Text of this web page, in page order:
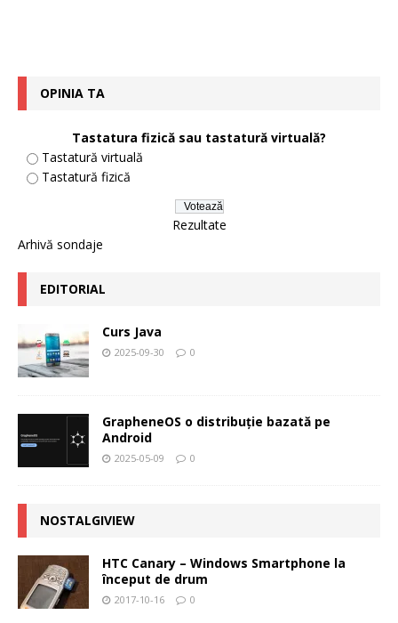
OPINIA TA
Tastatura fizică sau tastatură virtuală?
Tastatură virtuală
Tastatură fizică
Rezultate
Arhivă sondaje
EDITORIAL
Curs Java
2025-09-30 0
GrapheneOS o distribuție bazată pe
Android
2025-05-09 0
NOSTALGIVIEW
HTC Canary – Windows Smartphone la
început de drum
2017-10-16 0